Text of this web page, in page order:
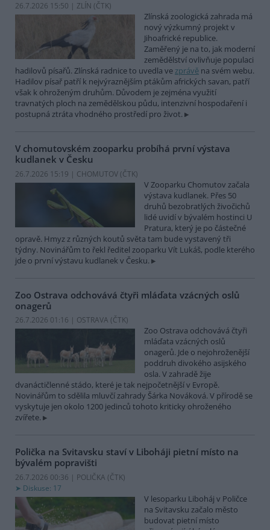
26.7.2026 15:50 | ZLÍN (ČTK)
Zlínská zoologická zahrada má
nový výzkumný projekt v
Jihoafrické republice.
Zaměřený je na to, jak moderní
zemědělství ovlivňuje populaci
hadilovů písařů. Zlínská radnice to uvedla vezprávě na svém webu.
Hadilov písař patří k nejvýraznějším ptákům afrických savan, patří
však k ohroženým druhům. Důvodem je zejména využití
travnatých ploch na zemědělskou půdu, intenzivní hospodaření i
postupná ztráta vhodného prostředí pro život.
V chomutovském zooparku probíhá první výstava
kudlanek v Česku
26.7.2026 15:19 | CHOMUTOV (ČTK)
V Zooparku Chomutov začala
výstava kudlanek. Přes 50
druhů bezobratlých živočichů
lidé uvidí v bývalém hostinci U
Pratura, který je po částečné
opravě. Hmyz z různých koutů světa tam bude vystavený tři
týdny. Novinářům to řekl ředitel zooparku Vít Lukáš, podle kterého
jde o první výstavu kudlanek v Česku.
Zoo Ostrava odchovává čtyři mláďata vzácných oslů
onagerů
26.7.2026 01:16 | OSTRAVA (ČTK)
Zoo Ostrava odchovává čtyři
mláďata vzácných oslů
onagerů. Jde o nejohroženější
poddruh divokého asijského
osla. V zahradě žije
dvanáctičlenné stádo, které je tak nejpočetnější v Evropě.
Novinářům to sdělila mluvčí zahrady Šárka Nováková. V přírodě se
vyskytuje jen okolo 1200 jedinců tohoto kriticky ohroženého
zvířete.
Polička na Svitavsku staví v Liboháji pietní místo na
bývalém popravišti
26.7.2026 00:36 | POLIČKA (ČTK)
Diskuse: 17
V lesoparku Liboháj v Poličce
na Svitavsku začalo město
budovat pietní místo